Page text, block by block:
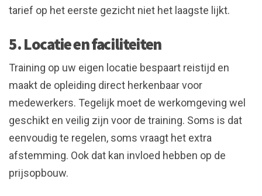
tarief op het eerste gezicht niet het laagste lijkt.
5. Locatie en faciliteiten
Training op uw eigen locatie bespaart reistijd en
maakt de opleiding direct herkenbaar voor
medewerkers. Tegelijk moet de werkomgeving wel
geschikt en veilig zijn voor de training. Soms is dat
eenvoudig te regelen, soms vraagt het extra
afstemming. Ook dat kan invloed hebben op de
prijsopbouw.